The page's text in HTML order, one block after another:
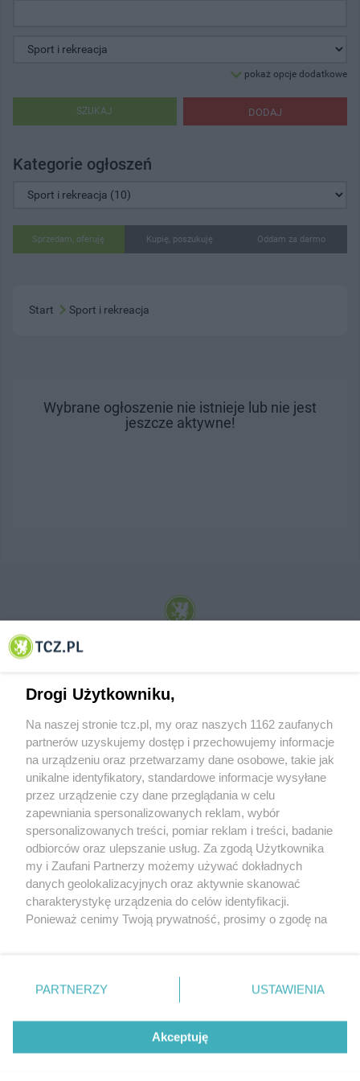
pokaż opcje dodatkowe
DODAJ
SZUKAJ
Kategorie ogłoszeń
Sprzedam, oferuję Kupię, poszukuję Oddam za darmo
Start Sport i rekreacja
Wybrane ogłoszenie nie istnieje lub nie jest
jeszcze aktywne!
© 2001-2026 Tczew - TCZ.PL Sp. z o.o. Internetowy Serwis Informacyjny Miasta
O FIRMIE POLITYKA PRYWATNOŚCI HOSTING
REKLAMA WSPÓŁPRACA RSS FACEBOOK KONTAKT
Nasze serwisy
Aktualności
Tcz24
Historia miasta
Muzyka i kultura
Archiwum wydarzeń
Zdjęcia miasta
Drogi Użytkowniku,
Na naszej stronie tcz.pl, my oraz naszych 1162 zaufanych
partnerów uzyskujemy dostęp i przechowujemy informacje
na urządzeniu oraz przetwarzamy dane osobowe, takie jak
unikalne identyfikatory, standardowe informacje wysyłane
przez urządzenie czy dane przeglądania w celu
zapewniania spersonalizowanych reklam, wybór
spersonalizowanych treści, pomiar reklam i treści, badanie
odbiorców oraz ulepszanie usług. Za zgodą Użytkownika
my i Zaufani Partnerzy możemy używać dokładnych
danych geolokalizacyjnych oraz aktywnie skanować
charakterystykę urządzenia do celów identyfikacji.
Ponieważ cenimy Twoją prywatność, prosimy o zgodę na
znajdujący się w lewym dolnym rogu strony
. Niektóre
przetwarzaniu. Preferencje będą miały zastosowania tylko
PARTNERZY USTAWIENIA
Akceptuję